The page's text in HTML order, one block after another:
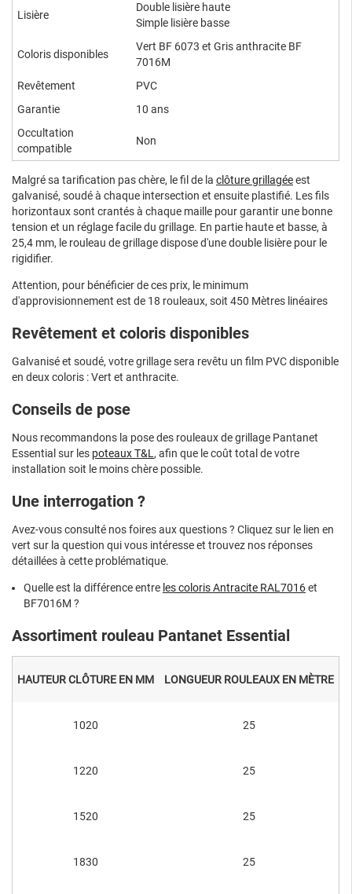
Lisière
Double lisière haute
Simple lisière basse
Coloris disponibles
Vert BF 6073 et Gris anthracite BF
7016M
Revêtement
PVC
Garantie
10 ans
Occultation
compatible
Non
Malgré sa tarification pas chère, le fil de la clôture grillagéeest
galvanisé, soudé à chaque intersection et ensuite plastifié. Les fils
horizontaux sont crantés à chaque maille pour garantir une bonne
tension et un réglage facile du grillage. En partie haute et basse, à
25,4 mm, le rouleau de grillage dispose d'une double lisière pour le
rigidifier.
Attention, pour bénéficier de ces prix, le minimum
d'approvisionnement est de 18 rouleaux, soit 450 Mètres linéaires
Revêtement et coloris disponibles
Galvanisé et soudé, votre grillage sera revêtu un film PVC disponible
en deux coloris : Vert et anthracite.
Conseils de pose
Nous recommandons la pose des rouleaux de grillage Pantanet
Essential sur les poteaux T&L , afin que le coût total de votre
installation soit le moins chère possible.
Une interrogation ?
Avez-vous consulté nos foires aux questions ? Cliquez sur le lien en
vert sur la question qui vous intéresse et trouvez nos réponses
détaillées à cette problématique.
Quelle est la différence entre les coloris Antracite RAL7016et
BF7016M ?
Assortiment rouleau Pantanet Essential
HAUTEUR CLÔTURE EN MM LONGUEUR ROULEAUX EN MÈTRE
1020 25
1220 25
1520 25
1830 25